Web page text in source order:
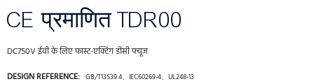
CE प्रमाणित TDR00
DC750V ईवी के लिए फास्ट-एक्टिंग डीसी फ्यूज
DESIGN REFERENCE: GB/T13539.4、IEC60269-4、UL248-13